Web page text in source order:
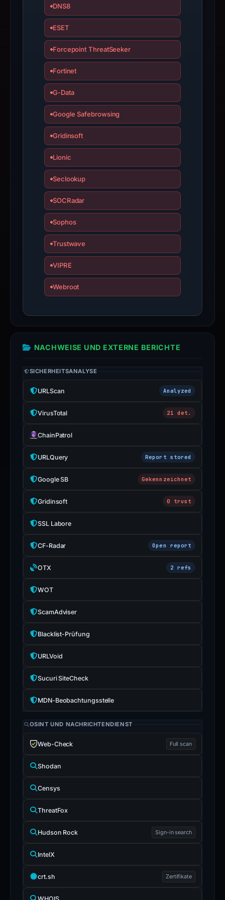
the
domain;
submit
if
the
report
inaccurate.
DNS8
ESET
Forcepoint ThreatSeeker
Fortinet
G-Data
Google Safebrowsing
Gridinsoft
Lionic
Seclookup
SOCRadar
Sophos
Trustwave
VIPRE
Webroot
NACHWEISE UND EXTERNE BERICHTE
SICHERHEITSANALYSE
URLScan Analyzed
VirusTotal 21 det.
ChainPatrol
URLQuery Report stored
Google SB Gekennzeichnet
Gridinsoft 0 trust
SSL Labore
CF-Radar Open report
OTX 2 refs
WOT
ScamAdviser
Blacklist-Prüfung
URLVoid
Sucuri SiteCheck
MDN-Beobachtungsstelle
OSINT UND NACHRICHTENDIENST
Web-Check Full scan
Shodan
Censys
ThreatFox
Hudson Rock Sign-in search
IntelX
crt.sh Zertifikate
WHOIS